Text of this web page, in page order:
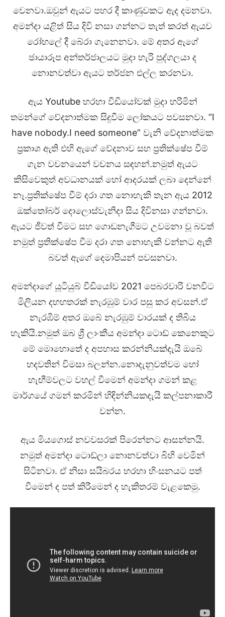
වෙනවා.ඔවුන් ඇයට පහර දී කාණුවකට ඇද දමනවා.
අමන්දා යළිත් සිය දිවි නසා ගන්නට තැත් කරත් ඇයව
රෝහලේ දී බේරා ගැනෙනවා. මේ අතර ඇගේ
ඡායාරූප අන්තර්ජාලයට මුදා හැරි පුද්ගලයා ද
නොනවත්වා ඇයට තර්ජන එල්ල කරනවා.
ඇය Youtube හරහා වීඩියෝවක් මුදා හරිමින්
තමන්ගේ වේදනාත්මක සිදුවීම ලෝකයට පවසනවා. “I
have nobody.I need someone” වැනි වේදනාත්මක
ප්‍රකාශ ඇති එහි ඇගේ වේදනාව සහ ප්‍රතික්ෂේප වීම්
ගැන වචනයෙන් වචනය සඳහන්.නමුත් ඇයට
කිසිවෙකුත් අවධානයක් හෝ ආදරයක් ලබා දෙන්නේ
නෑ.ප්‍රතික්ෂේප වීම් දරා ගත නොහැකි තැන ඇය 2012
ඔක්තෝබර් දොලොස්වැනිදා සිය දිවිනසා ගන්නවා.
ඇයට ජීවත් වීමට සහ ගොඩනැගීමට උවමනා වූ බවත්
නමුත් ප්‍රතික්ෂේප වීම දරා ගත නොහැකි වන්නට ඇති
බවත් ඇගේ දෙමාපියන් පවසනවා.
අමන්දාගේ යූටියුබ් වීඩියෝව 2021 පෙබරවාරි වනවිට
මිලියන දහහතරක් නැරඹුම් වාර පසු කර අවසන්.ඒ
නැරඹීම් අතර ඔබේ නැරඹුම් වාරයක් ද තිබිය
හැකියි.නමුත් ඔබ ශ්‍රී ලාංකීය අමන්දා ටොඩ් කෙනෙකුට
මේ මොහොතේ ද අපහාස කරන්නියක්දැයි ඔබේ
හදවතින් විමසා බලන්න.නොදැනුවත්වම හෝ
හැඟීම්වලට වහල් වීමෙන් අමන්දා ගමන් කළ
මාර්ගයේ ගමන් කරමින් හිඳින්නියකදැයි කල්පනාකාරී
වන්න.
ඇය මියගොස් නවවසරක් පිරෙන්නට ආසන්නයි.
නමුත් අමන්දා ටොඩ්ලා නොනවත්වා බිහි වෙමින්
සිටිනවා. ඒ නිසා සයිබරය හරහා හිංසනයට පත්
වීමෙන් ද පත් කිරීමෙන් ද හැකිතරම් වැළකෙමු.